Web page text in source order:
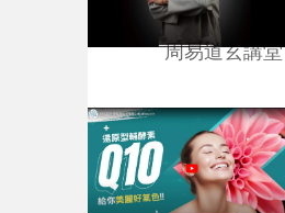
周易道玄講堂